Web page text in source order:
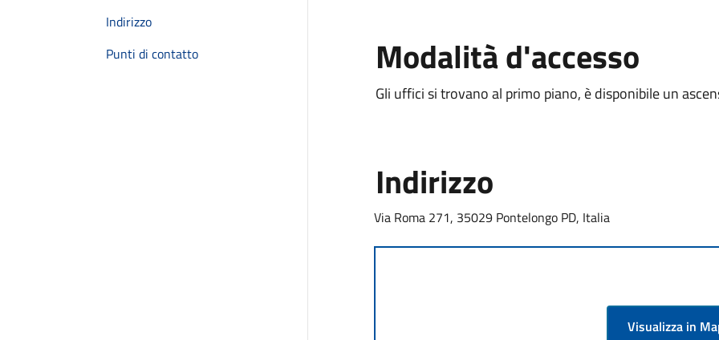
Indirizzo
Punti di contatto
Modalità d'accesso
Gli uffici si trovano al primo piano, è disponibile un
Indirizzo
Via Roma 271, 35029 Pontelongo PD, Italia
Visualizza in